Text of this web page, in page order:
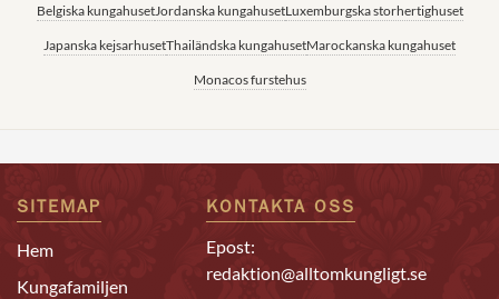
Belgiska kungahusetJordanska kungahusetLuxemburgska storhertighuset
Japanska kejsarhusetThailändska kungahusetMarockanska kungahuset
Monacos furstehus
SITEMAP
Hem
Kungafamiljen
KONTAKTA OSS
Epost:
redaktion@alltomkungligt.se